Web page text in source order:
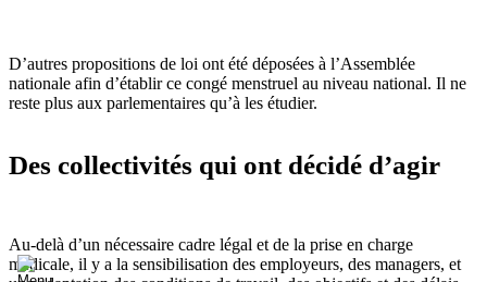
D’autres propositions de loi ont été déposées à l’Assemblée
nationale afin d’établir ce congé menstruel au niveau national. Il ne
reste plus aux parlementaires qu’à les étudier.
Des collectivités qui ont décidé d’agir
Au-delà d’un nécessaire cadre légal et de la prise en charge
médicale, il y a la sensibilisation des employeurs, des managers, et